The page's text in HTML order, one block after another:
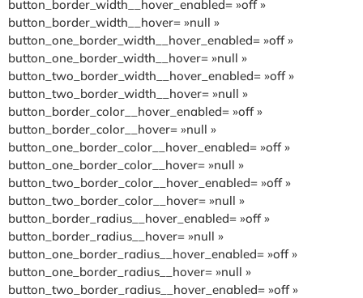
button_border_width__hover_enabled= »off »
button_border_width__hover= »null »
button_one_border_width__hover_enabled= »off »
button_one_border_width__hover= »null »
button_two_border_width__hover_enabled= »off »
button_two_border_width__hover= »null »
button_border_color__hover_enabled= »off »
button_border_color__hover= »null »
button_one_border_color__hover_enabled= »off »
button_one_border_color__hover= »null »
button_two_border_color__hover_enabled= »off »
button_two_border_color__hover= »null »
button_border_radius__hover_enabled= »off »
button_border_radius__hover= »null »
button_one_border_radius__hover_enabled= »off »
button_one_border_radius__hover= »null »
button_two_border_radius__hover_enabled= »off »